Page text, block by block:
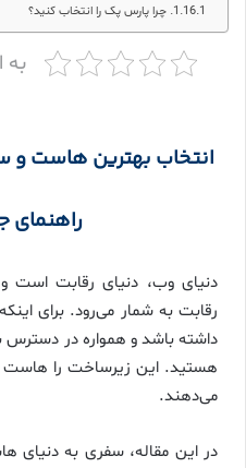
چرا پارس پک را انتخاب کنید؟
به
انتخاب بهترین هاست و
راهنمای
دنیای وب، دنیای رقابت
رقابت به شمار می‌رود. برای
داشته باشد و همواره در دسترس
می‌دهند.
در این مقاله، سفری به دنیای